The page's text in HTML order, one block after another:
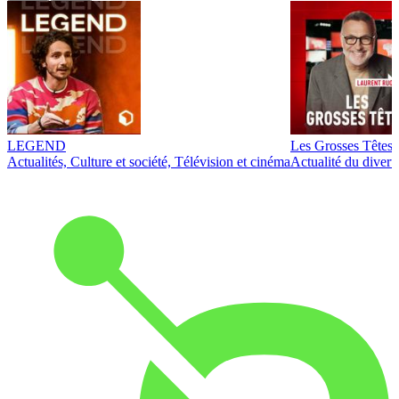
LEGEND
Actualités, Culture et société, Télévision et cinéma
Les Grosses Têtes
Actualité du